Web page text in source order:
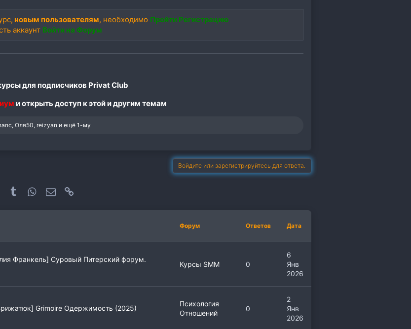
новым пользователям, необходимо Пройти Регистрацию
аккаунт Войти на Форум
для подписчиков Privat Club
и открыть доступ к этой и другим темам
, Оля50, reizyan и ещё 1-му
Войдите или зарегистрируйтесь для ответа.
PinterestTumblrWhatsAppЭлектронная почта
Форум Ответов Дата
Франкель] Суровый Питерский форум.
Курсы SMM 0
6
Янв
2026
Grimoire Одержимость (2025)
Психология
Отношений
0
2
Янв
2026